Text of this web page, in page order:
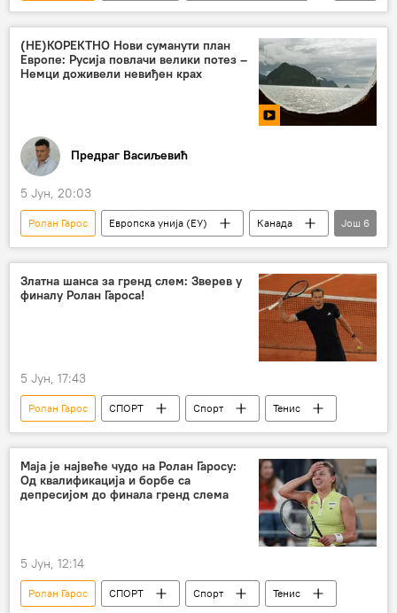
Спорт
Тенис
(НЕ)КОРЕКТНО Нови суманути план
Европе: Русија повлачи велики потез –
Немци доживели невиђен крах
Предраг Васиљевић
5 Јун, 20:03
Ролан Гарос Европска унија (ЕУ)
Канада
Русија
Америка
Немачка
(НЕ)КОРЕКТНО
Још 6
Златна шанса за гренд слем: Зверев у
финалу Ролан Гароса!
5 Јун, 17:43
Ролан Гарос СПОРТ Спорт Тенис
Маја је највеће чудо на Ролан Гаросу:
Од квалификација и борбе са
депресијом до финала гренд слема
5 Јун, 12:14
Ролан Гарос СПОРТ Спорт Тенис